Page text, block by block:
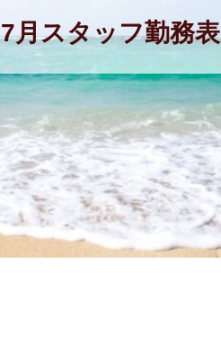
7月スタッフ勤務表